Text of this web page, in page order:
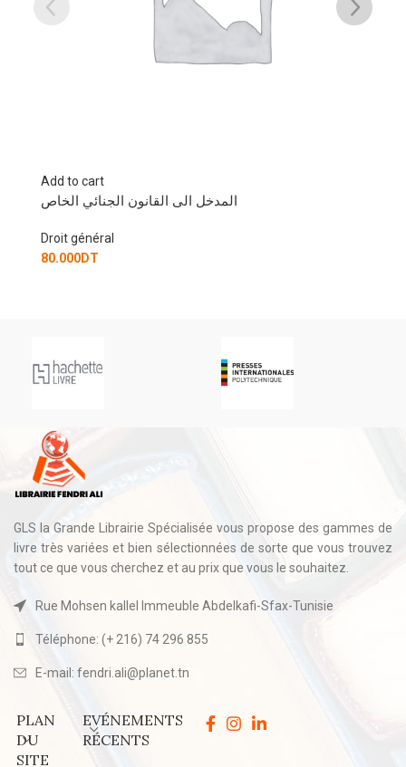
المدخل الى عقود المالية الاسلامية
GLS la Grande Librairie Spécialisée vous propose des gammes de
livre très variées et bien sélectionnées de sorte que vous trouvez
tout ce que vous cherchez et au prix que vous le souhaitez.
Rue Mohsen kallel Immeuble Abdelkafi-Sfax-Tunisie
Téléphone: (+ 216) 74 296 855
E-mail: fendri.ali@planet.tn
PLAN
DU
SITE
EVÉNEMENTS
RÉCENTS